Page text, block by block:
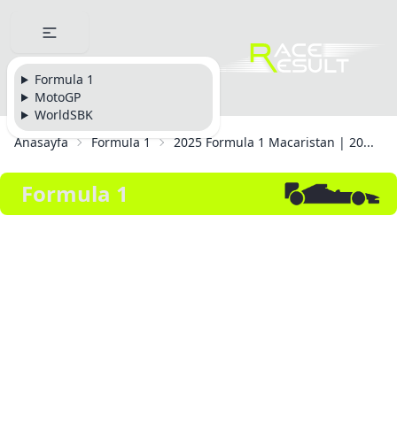
Formula 1
MotoGP
WorldSBK
Anasayfa
Formula 1 2025 Formula 1 Macaristan | 20...
Formula 1